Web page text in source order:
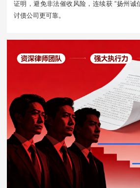
证明，避免非法催收风险，连续获 “扬州诚
讨债公司更可靠。​